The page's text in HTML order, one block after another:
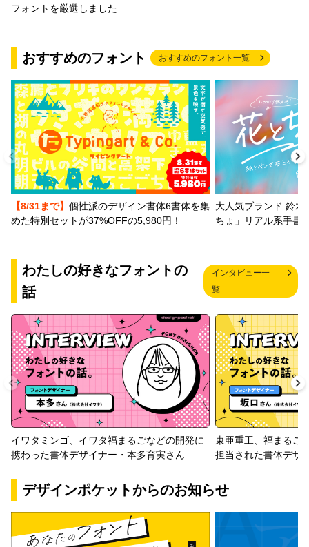
フォントを厳選しました
おすすめのフォント おすすめのフォント一覧
【8/31まで】 個性派のデザイン書体6書体を集
めた特別セットが37%OFFの5,980円！
大人気ブランド 鈴木
ちょ」リアル系手書
わたしの好きなフォントの
話
インタビュー一
覧
イワタミンゴ、イワタ福まるごなどの開発に
携わった書体デザイナー・本多育実さん
東亜重工、福まるご
担当された書体デザ
デザインポケットからのお知らせ